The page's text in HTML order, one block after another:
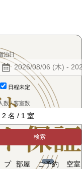
泊日
日程未定
数 / 客室数
検索
プ 部屋
ご予約
空室